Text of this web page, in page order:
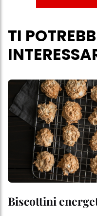
TI
Biscottini